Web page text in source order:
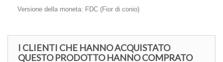
Versione della moneta: FDC (Fior di conio)
I CLIENTI CHE HANNO ACQUISTATO
QUESTO PRODOTTO HANNO COMPRATO